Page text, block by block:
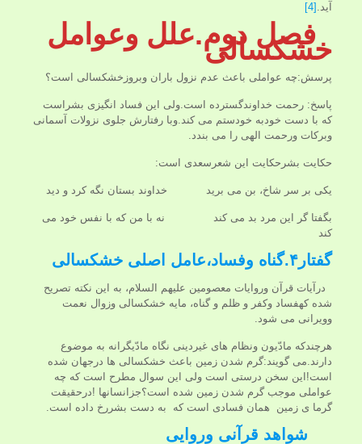
آید. [4]
فصل دوم.علل وعوامل
خشکسالی
پرسش:چه عواملی باعث عدم نزول باران وبروزخشکسالی است؟
پاسخ: رحمت خداوندگسترده است.ولی این فساد انگیزی بشراست
که با دست خودبه خودستم می کند.وبا رفتارش جلوی نزولات آسمانی
وبرکات ورحمت الهی را می بندد.
حکایت بشرحکایت این شعرسعدی است:
یکی بر سر شاخ، بن می برید خداوند بستان نگه کرد و دید
بگفتا گر این مرد بد می کند نه با من که با نفس خود می
کند
گفتار۴.گناه وفساد،عامل اصلی خشکسالی
درآيات قرآن وروایات معصومین علیهم السلام، به اين نكته تصریح
شده کهفساد وكفر و ظلم و گناه، مايه خشکسالی وزوال نعمت
وويرانى می شود.
هرچندکه مادّیون ونظام های غیردینی نگاه مادّیگرانه به موضوع
دارند.می گویند:گرم شدن زمین باعث خشکسالی ها درجهان شده
است!این سخن درستی است ولی این سوال مطرح است که چه
عواملی موجب گرم شدن زمین شده است؟جزانسانها !درحقیقت
گرما ی زمین همان فسادی است که به دست بشررخ داده است.
شواهد قرآنی وروایی